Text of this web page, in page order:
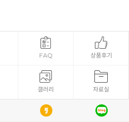
FAQ 상품후기
갤러리 자료실